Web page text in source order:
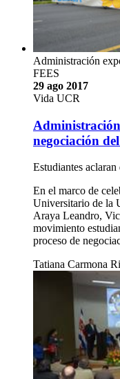
Administración
FEES
29 ago 2017
Vida UCR
Administración
negociación
Estudiantes
En el marco de
Universitario de la
Araya Leandro,
movimiento
proceso de
Tatiana Carmona